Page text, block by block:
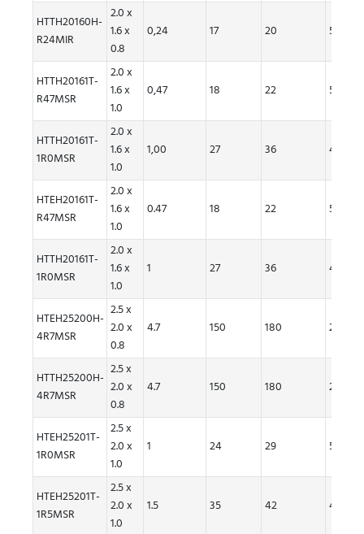
HTTH20160H-
R24MIR
2.0 x
1.6 x
0.8
0,24 17 20 5,70
HTTH20161T-
R47MSR
2.0 x
1.6 x
1.0
0,47 18 22 5.40
HTTH20161T-
1R0MSR
2.0 x
1.6 x
1.0
1,00 27 36 4,80
HTEH20161T-
R47MSR
2.0 x
1.6 x
1.0
0.47 18 22 5.4
HTTH20161T-
1R0MSR
2.0 x
1.6 x
1.0
1 27 36 4.8
HTEH25200H-
4R7MSR
2.5 x
2.0 x
0.8
4.7 150 180 2
HTTH25200H-
4R7MSR
2.5 x
2.0 x
0.8
4.7 150 180 2
HTEH25201T-
1R0MSR
2.5 x
2.0 x
1.0
1 24 29 5.5
HTEH25201T-
1R5MSR
2.5 x
2.0 x
1.0
1.5 35 42 4